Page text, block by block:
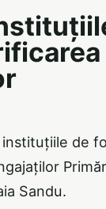
instituțiile de
Sandu.